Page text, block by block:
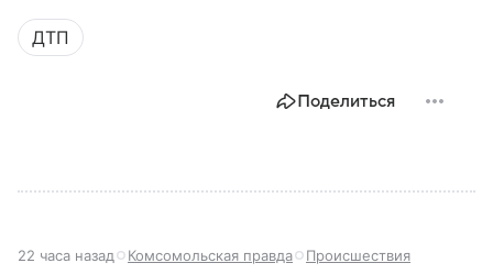
ДТП
Поделиться
22 часа назад Комсомольская правда Происшествия